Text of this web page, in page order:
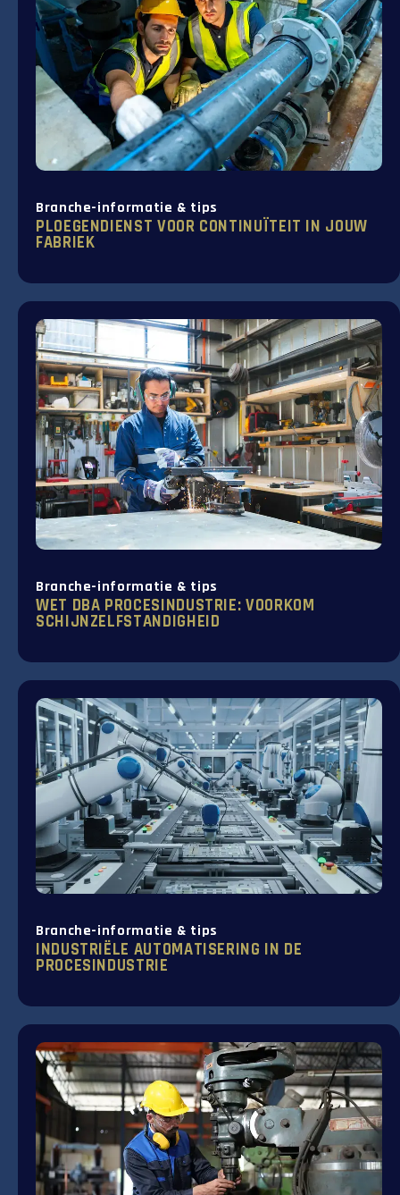
PLOEGENDIENST VOOR CONTINUÏTEIT IN JOUW
FABRIEK
Branche-informatie & tips
WET DBA PROCESINDUSTRIE: VOORKOM
SCHIJNZELFSTANDIGHEID
Branche-informatie & tips
INDUSTRIËLE AUTOMATISERING IN DE
PROCESINDUSTRIE
Branche-informatie & tips